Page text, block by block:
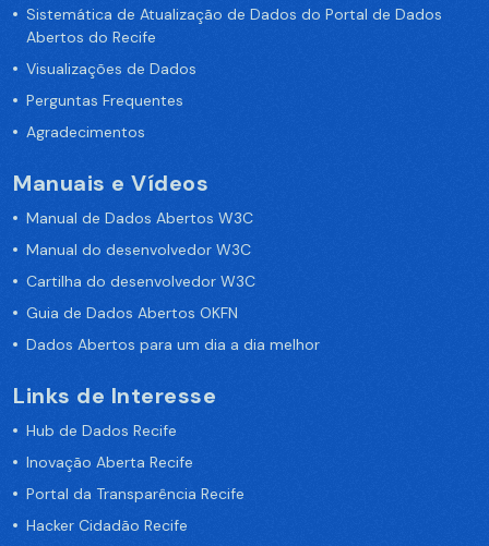
Sistemática de Atualização de Dados do Portal de Dados
Abertos do Recife
Visualizações de Dados
Perguntas Frequentes
Agradecimentos
Manuais e Vídeos
Manual de Dados Abertos W3C
Manual do desenvolvedor W3C
Cartilha do desenvolvedor W3C
Guia de Dados Abertos OKFN
Dados Abertos para um dia a dia melhor
Links de Interesse
Hub de Dados Recife
Inovação Aberta Recife
Portal da Transparência Recife
Hacker Cidadão Recife